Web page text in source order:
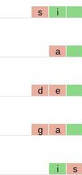
s i
a
d e
g a
i s